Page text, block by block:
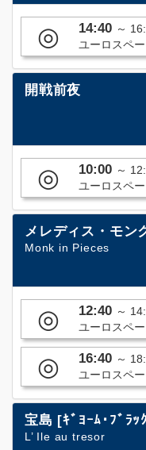
◎ 14:40 ～
ユーロスペー
開戦前夜
◎ 10:00 ～
ユーロスペー
メレディス・モ
Monk in Pieces
◎ 12:40 ～
ユーロスペー
◎ 16:40 ～
ユーロスペー
宝島 [ｷﾞﾖｰﾑ･ﾌﾞﾗｯ
L’ Ile au tresor